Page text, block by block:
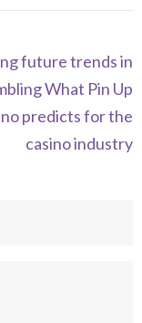
future trends in
What Pin Up
predicts for the
casino industry